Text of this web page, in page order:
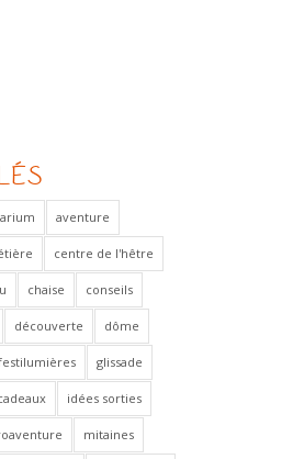
aventure
centre de l'hêtre
chaise conseils
découverte dôme
glissade
idées sorties
mitaines